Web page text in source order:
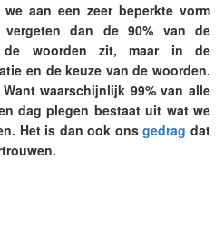
aan een zeer beperkte vorm
dan de 90% van de
woorden zit, maar in de
en de keuze van de woorden.
waarschijnlijk 99% van alle
dag plegen bestaat uit wat we
Het is dan ook onsgedrag dat